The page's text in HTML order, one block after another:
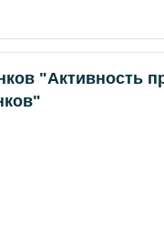
"Активность